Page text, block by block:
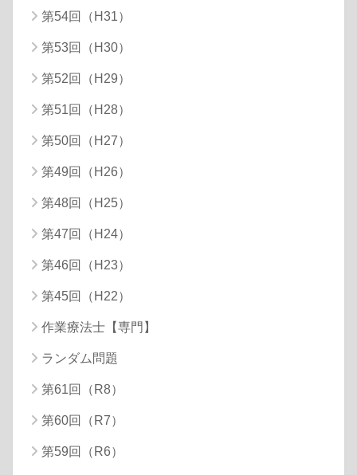
第54回（H31）
第53回（H30）
第52回（H29）
第51回（H28）
第50回（H27）
第49回（H26）
第48回（H25）
第47回（H24）
第46回（H23）
第45回（H22）
作業療法士【専門】
ランダム問題
第61回（R8）
第60回（R7）
第59回（R6）